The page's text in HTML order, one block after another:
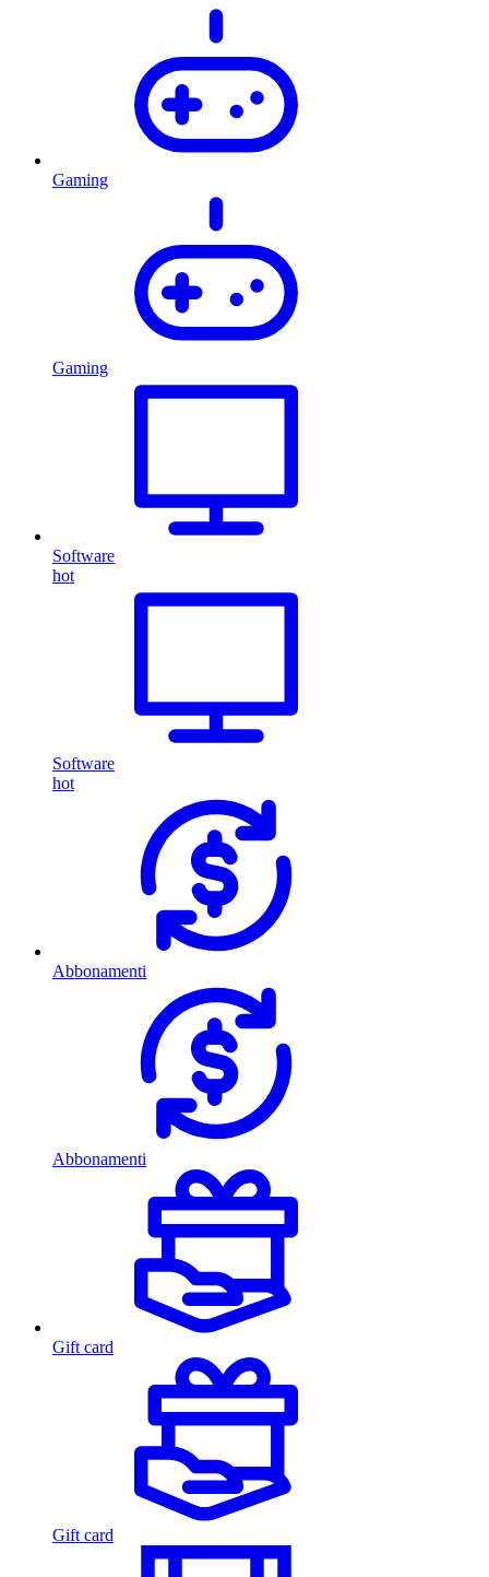
Gaming
Gaming
Software
hot
Software
hot
Abbonamenti
Abbonamenti
Gift card
Gift card